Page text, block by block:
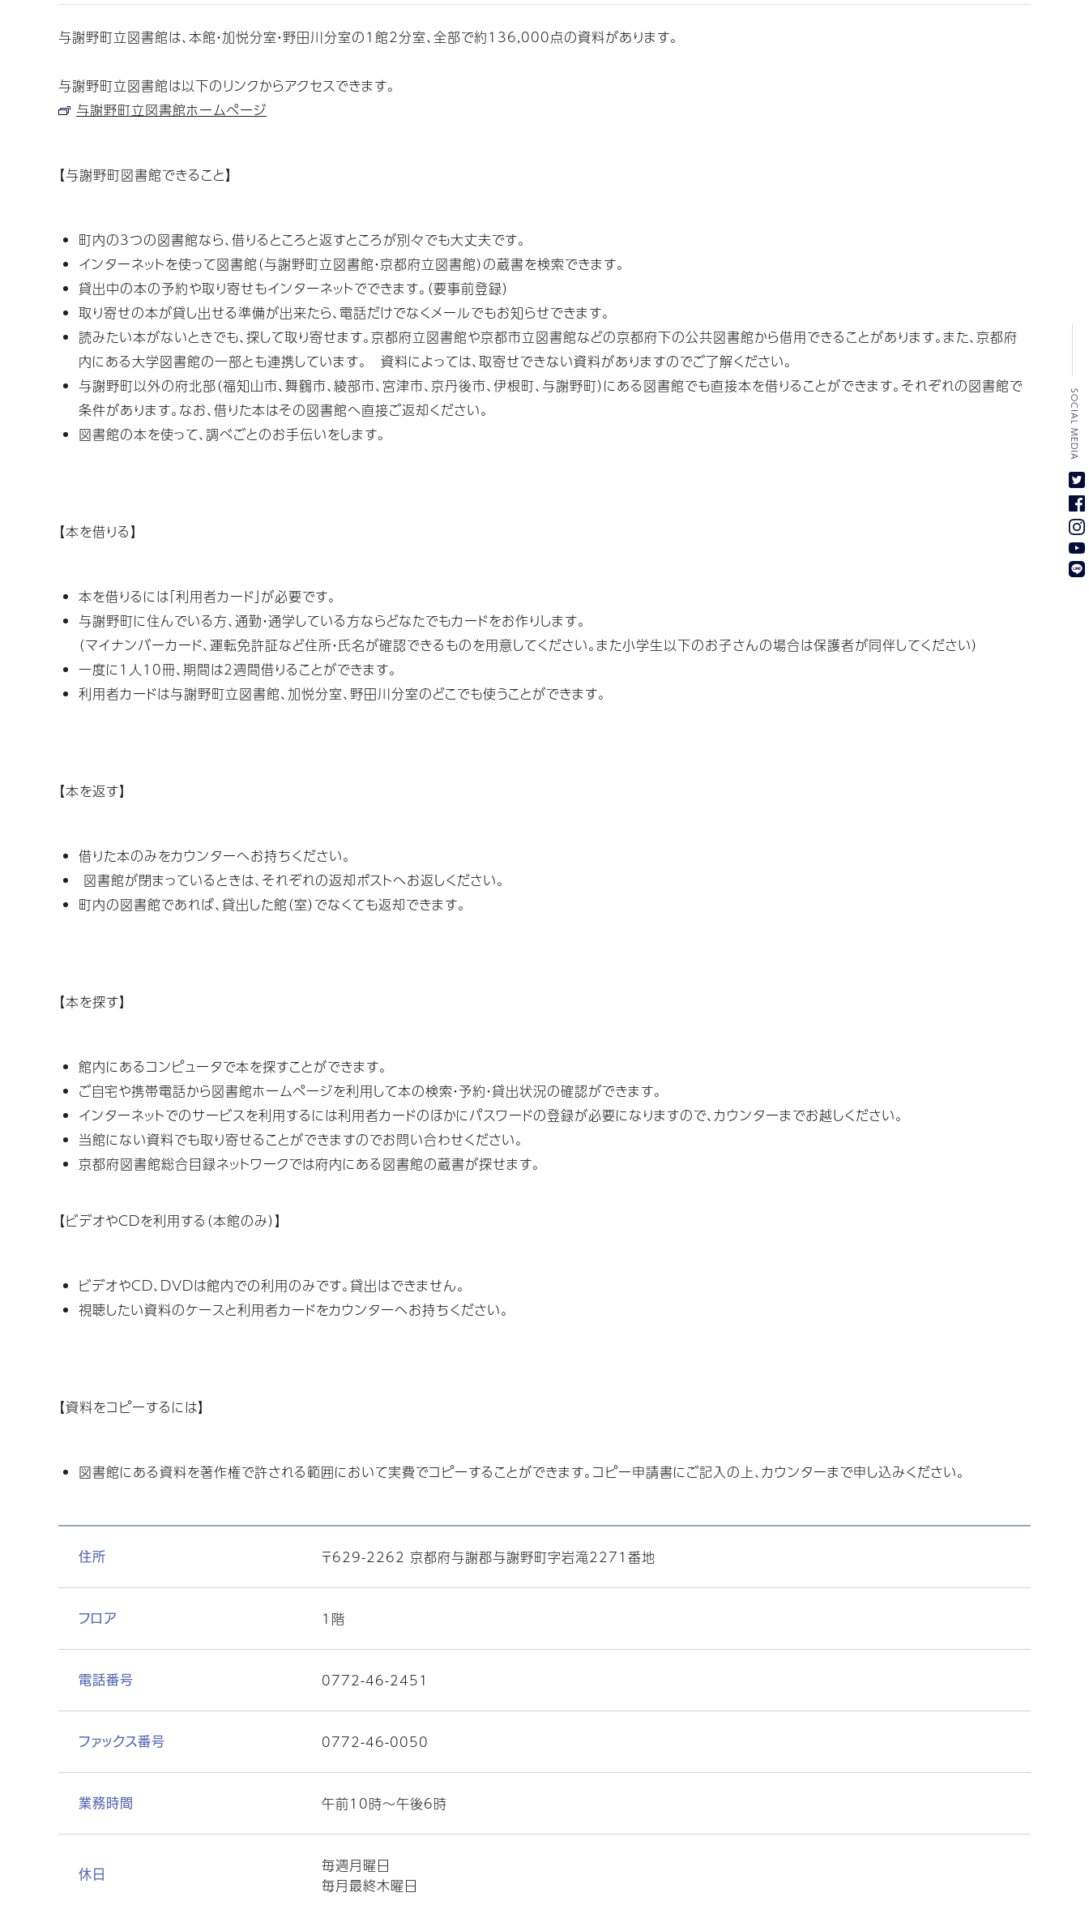
与謝野町立図書館は、本館・加悦分室・野田川分室の1館2分室、全部で約136,000点の資料があります。
与謝野町立図書館は以下のリンクからアクセスできます。
与謝野町立図書館ホームページ
【与謝野町図書館できること】
町内の3つの図書館なら、借りるところと返すところが別々でも大丈夫です。
インターネットを使って図書館（与謝野町立図書館・京都府立図書館）の蔵書を検索できます。
貸出中の本の予約や取り寄せもインターネットでできます。（要事前登録）
取り寄せの本が貸し出せる準備が出来たら、電話だけでなくメールでもお知らせできます。
読みたい本がないときでも、探して取り寄せます。京都府立図書館や京都市立図書館などの京都府下の公共図書館から借用できることがあります。また、京都府
内にある大学図書館の一部とも連携しています。 資料によっては、取寄せできない資料がありますのでご了解ください。
与謝野町以外の府北部（福知山市、舞鶴市、綾部市、宮津市、京丹後市、伊根町、与謝野町）にある図書館でも直接本を借りることができます。それぞれの図書館で
条件があります。なお、借りた本はその図書館へ直接ご返却ください。
図書館の本を使って、調べごとのお手伝いをします。
【本を借りる】
本を借りるには「利用者カード」が必要です。
与謝野町に住んでいる方、通勤・通学している方ならどなたでもカードをお作りします。
（マイナンバーカード、運転免許証など住所・氏名が確認できるものを用意してください。また小学生以下のお子さんの場合は保護者が同伴してください）
一度に1人10冊、期間は2週間借りることができます。
利用者カードは与謝野町立図書館、加悦分室、野田川分室のどこでも使うことができます。
【本を返す】
借りた本のみをカウンターへお持ちください。
図書館が閉まっているときは、それぞれの返却ポストへお返しください。
町内の図書館であれば、貸出した館（室）でなくても返却できます。
【本を探す】
館内にあるコンピュータで本を探すことができます。
ご自宅や携帯電話から図書館ホームページを利用して本の検索・予約・貸出状況の確認ができます。
インターネットでのサービスを利用するには利用者カードのほかにパスワードの登録が必要になりますので、カウンターまでお越しください。
当館にない資料でも取り寄せることができますのでお問い合わせください。
京都府図書館総合目録ネットワークでは府内にある図書館の蔵書が探せます。
【ビデオやCDを利用する（本館のみ）】
ビデオやCD、DVDは館内での利用のみです。貸出はできません。
視聴したい資料のケースと利用者カードをカウンターへお持ちください。
【資料をコピーするには】
図書館にある資料を著作権で許される範囲において実費でコピーすることができます。コピー申請書にご記入の上、カウンターまで申し込みください。
住所 〒629-2262 京都府与謝郡与謝野町字岩滝2271番地
フロア 1階
電話番号 0772-46-2451
ファックス番号 0772-46-0050
業務時間 午前10時〜午後6時
休日
毎週月曜日
毎月最終木曜日
SOCIAL MEDIA